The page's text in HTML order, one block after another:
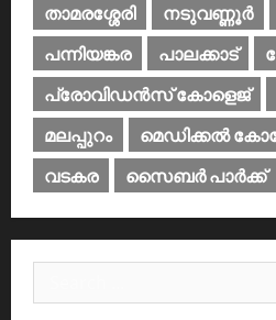
താമരശ്ശേരി
നടുവണ്ണൂര്‍
പന്നിയങ്കര
പാലക്കാട്‌
പ്രോവിഡന്‍സ് കോളെജ്‌
മലപ്പുറം
മെഡിക്കൽ
വടകര
സൈബര്‍ പാര്‍ക്ക്‌
for: